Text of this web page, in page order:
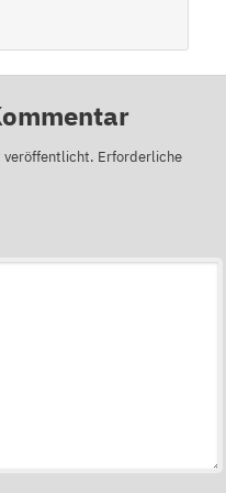
veröffentlicht. Erforderliche